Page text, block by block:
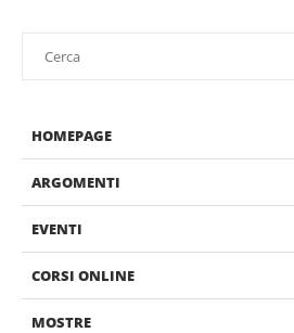
HOMEPAGE
ARGOMENTI
EVENTI
CORSI ONLINE
MOSTRE